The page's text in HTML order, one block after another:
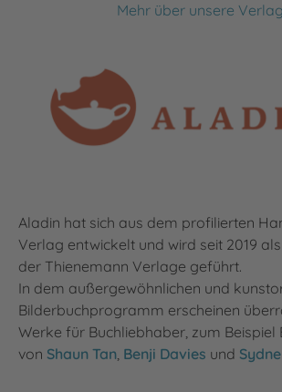
Mehr über unsere
Aladin hat sich aus dem profilierten
Verlag entwickelt und wird seit 2019
der Thienemann Verlage geführt.
In dem außergewöhnlichen und
Bilderbuchprogramm erscheinen
Werke für Buchliebhaber, zum Beispiel
von Shaun Tan, Benji Davies und